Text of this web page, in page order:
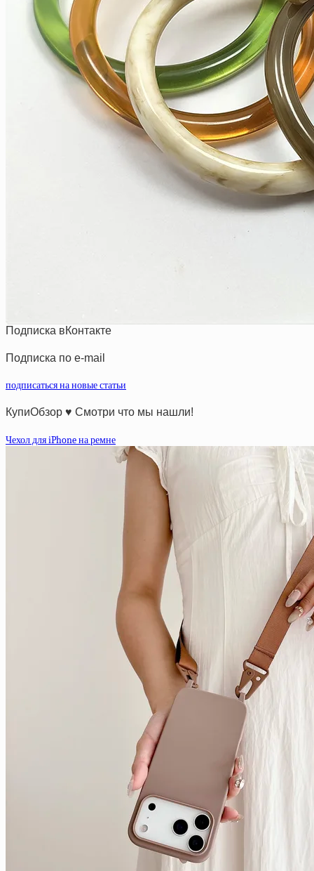
Подписка вКонтакте
Подписка по e-mail
подписаться на новые статьи
КупиОбзор ♥ Смотри что мы нашли!
Чехол для iPhone на ремне